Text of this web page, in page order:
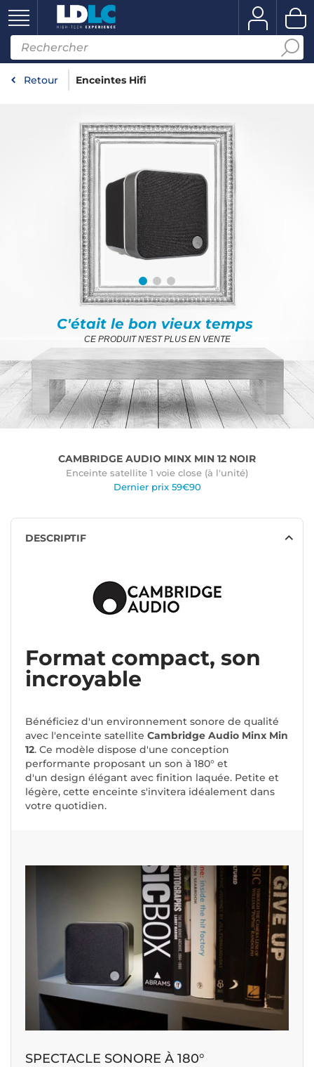
Retour Enceintes Hifi
C'était le bon vieux temps
CE PRODUIT N'EST PLUS EN VENTE
CAMBRIDGE AUDIO MINX MIN 12 NOIR
Enceinte satellite 1 voie close (à l'unité)
Dernier prix 59€90
DESCRIPTIF
Format compact, son
incroyable
Bénéficiez d'un environnement sonore de qualité
avec l'enceinte satellite Cambridge Audio Minx Min
12. Ce modèle dispose d'une conception
performante proposant un son à 180° et
d'un design élégant avec finition laquée. Petite et
légère, cette enceinte s'invitera idéalement dans
votre quotidien.
SPECTACLE SONORE À 180°